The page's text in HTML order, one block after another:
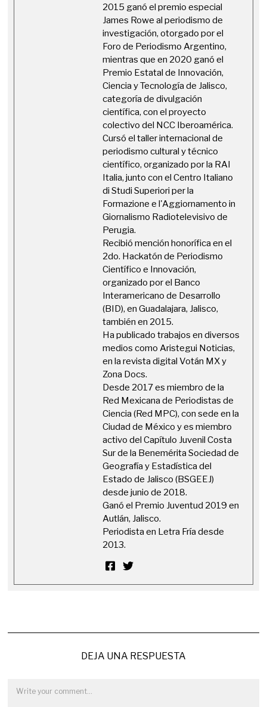
2015 ganó el premio especial
James Rowe al periodismo de
investigación, otorgado por el
Foro de Periodismo Argentino,
mientras que en 2020 ganó el
Premio Estatal de Innovación,
Ciencia y Tecnología de Jalisco,
categoría de divulgación
científica, con el proyecto
colectivo del NCC Iberoamérica.
Cursó el taller internacional de
periodismo cultural y técnico
científico, organizado por la RAI
Italia, junto con el Centro Italiano
di Studi Superiori per la
Formazione e l'Aggiornamento in
Giornalismo Radiotelevisivo de
Perugia.
Recibió mención honorífica en el
2do. Hackatón de Periodismo
Científico e Innovación,
organizado por el Banco
Interamericano de Desarrollo
(BID), en Guadalajara, Jalisco,
también en 2015.
Ha publicado trabajos en diversos
medios como Aristegui Noticias,
en la revista digital Votán MX y
Zona Docs.
Desde 2017 es miembro de la
Red Mexicana de Periodistas de
Ciencia (Red MPC), con sede en la
Ciudad de México y es miembro
activo del Capítulo Juvenil Costa
Sur de la Benemérita Sociedad de
Geografía y Estadística del
Estado de Jalisco (BSGEEJ)
desde junio de 2018.
Ganó el Premio Juventud 2019 en
Autlán, Jalisco.
Periodista en Letra Fría desde
2013.
DEJA UNA RESPUESTA